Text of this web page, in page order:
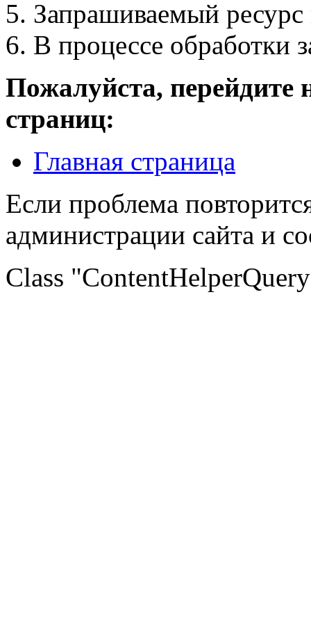
Запрашиваемый ресурс
В процессе обработки
Пожалуйста, перейдите
страниц:
Главная страница
Если проблема
администрации сайта и
Class